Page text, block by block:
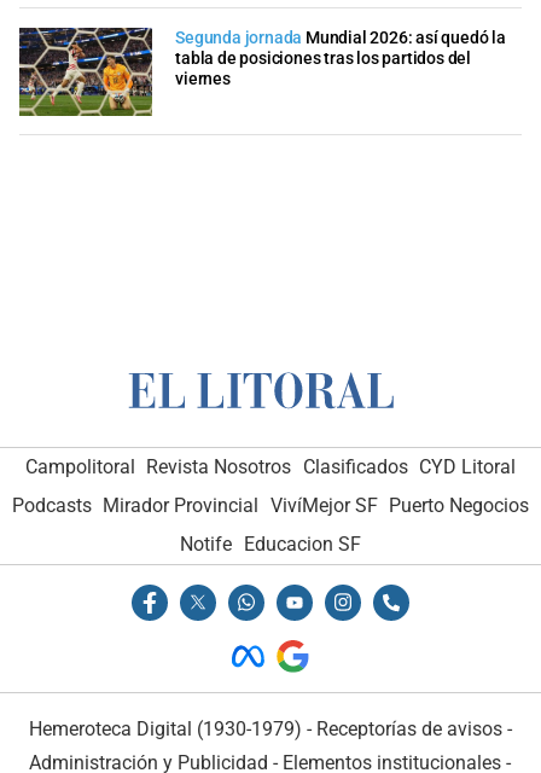
Segunda jornada Mundial 2026: así quedó la
tabla de posiciones tras los partidos del
viernes
Campolitoral Revista Nosotros Clasificados CYD Litoral
Podcasts Mirador Provincial VivíMejor SF Puerto Negocios
Notife Educacion SF
Hemeroteca Digital (1930-1979) - Receptorías de avisos -
Administración y Publicidad - Elementos institucionales -